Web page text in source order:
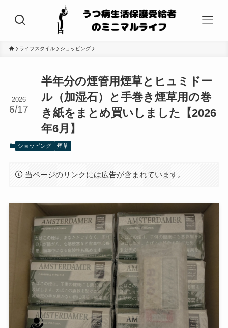
ライフスタイル ショッピング
半年分の煙管用煙草とヒュミドー
ル（加湿石）と手巻き煙草用の巻
き紙をまとめ買いしました【2026
年6月】
2026
6/17
ショッピング 煙草
当ページのリンクには広告が含まれています。